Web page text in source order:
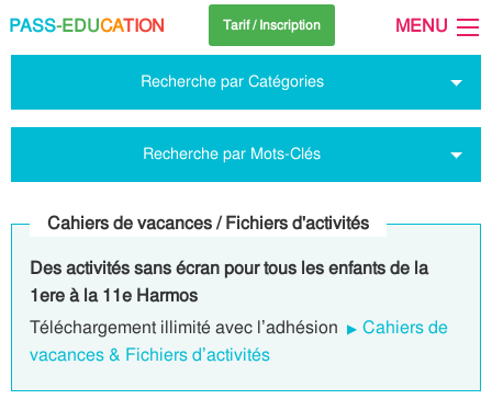
PASS-EDUCATION Tarif / Inscription MENU
Recherche par Catégories
Recherche par Mots-Clés
Cahiers de vacances / Fichiers d'activités
Des activités sans écran pour tous les enfants de la
1ere à la 11e Harmos
Téléchargement illimité avec l’adhésion
Cahiers de
vacances & Fichiers d’activités